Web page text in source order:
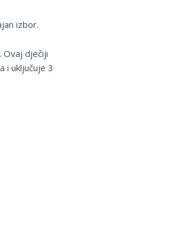
izbor.
Ovaj dječiji
i uključuje 3